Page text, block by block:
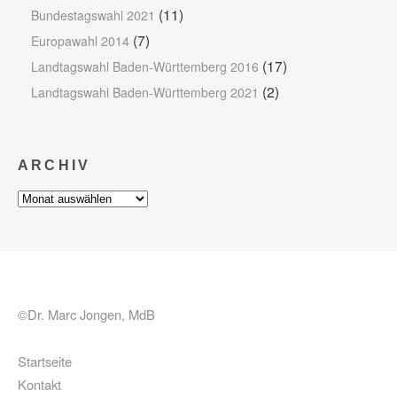
Bundestagswahl 2021 (11)
Europawahl 2014 (7)
Landtagswahl Baden-Württemberg 2016 (17)
Landtagswahl Baden-Württemberg 2021 (2)
ARCHIV
Archiv
©Dr. Marc Jongen, MdB
Startseite
Kontakt